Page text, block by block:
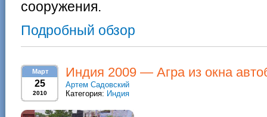
сооружения.
Подробный обзор
Март
25
2010
Индия 2009 — Агра из окна
Артем Садовский
Категория: Индия